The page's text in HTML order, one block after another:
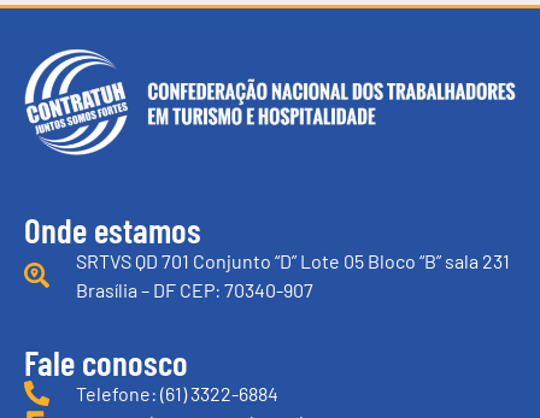
Onde estamos
SRTVS QD 701 Conjunto “D” Lote 05 Bloco “B” sala 231
Brasília – DF CEP: 70340-907
Fale conosco
Telefone: (61) 3322-6884